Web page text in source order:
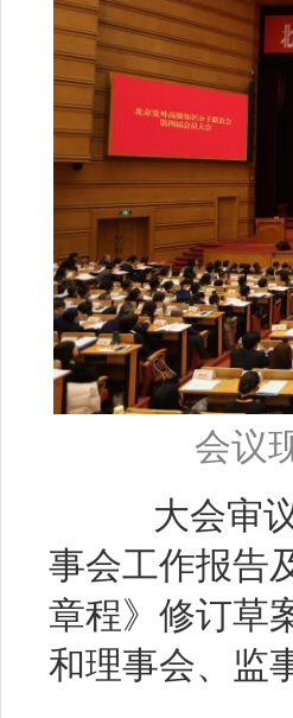
会议
大会审议
事会工作报告
章程》修订草
和理事会、监